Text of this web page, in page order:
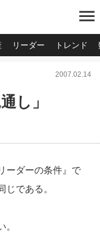
menu
リーダー トレンド
2007.02.14
し」
ーダーの条件』で
じである。
。